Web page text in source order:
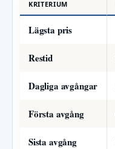
KRITERIUM
Lägsta pris
Restid
Dagliga avgångar
Första avgång
Sista avgång